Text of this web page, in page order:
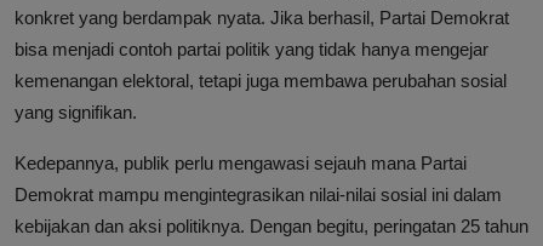
konkret yang berdampak nyata. Jika berhasil, Partai Demokrat
bisa menjadi contoh partai politik yang tidak hanya mengejar
kemenangan elektoral, tetapi juga membawa perubahan sosial
yang signifikan.
Kedepannya, publik perlu mengawasi sejauh mana Partai
Demokrat mampu mengintegrasikan nilai-nilai sosial ini dalam
kebijakan dan aksi politiknya. Dengan begitu, peringatan 25 tahun